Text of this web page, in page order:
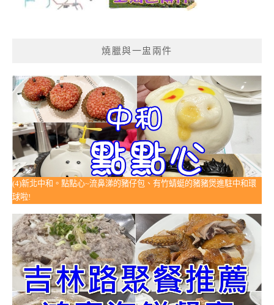
燒臘與一盅兩件
(4)新北中和。點點心~流鼻涕的豬仔包、有竹蜻蜓的豬豬煲進駐中和環
球啦!